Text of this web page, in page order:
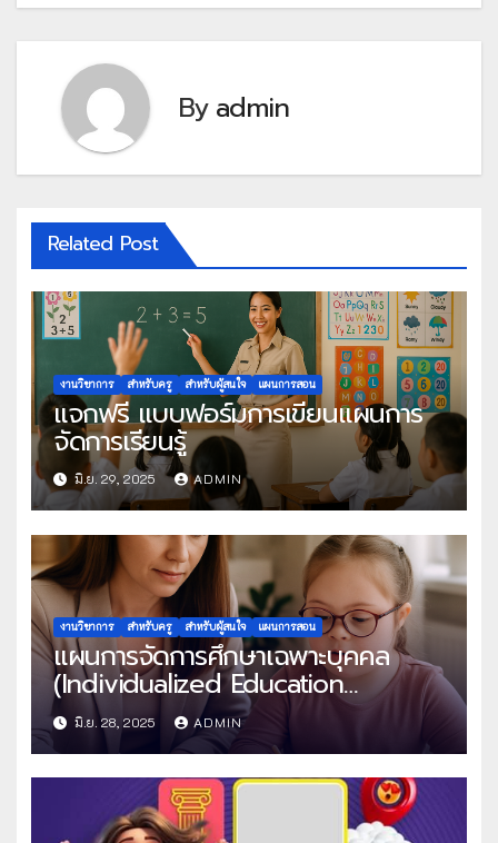
Byadmin
Related Post
งานวิชาการ สำหรับครู สำหรับผู้สนใจ แผนการสอน
แจกฟรี แบบฟอร์มการเขียนแผนการ
จัดการเรียนรู้
มิ.ย. 29, 2025 ADMIN
งานวิชาการ สำหรับครู สำหรับผู้สนใจ แผนการสอน
แผนการจัดการศึกษาเฉพาะบุคคล
(Individualized Education
Programe : IEP)
มิ.ย. 28, 2025 ADMIN